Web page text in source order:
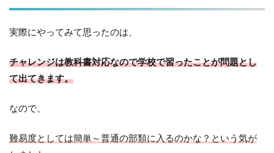
実際にやってみて思ったのは、
チャレンジは教科書対応なので学校で習ったことが問題とし
て出てきます。
なので、
難易度としては簡単～普通の部類に入るのかな？という気が